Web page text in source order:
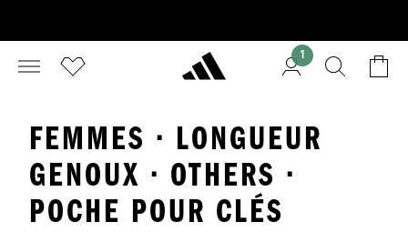
1
FEMMES · LONGUEUR
GENOUX · OTHERS ·
POCHE POUR CLÉS